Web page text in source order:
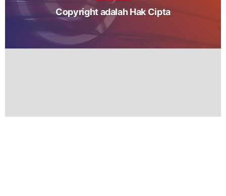
Copyright adalah Hak Cipta